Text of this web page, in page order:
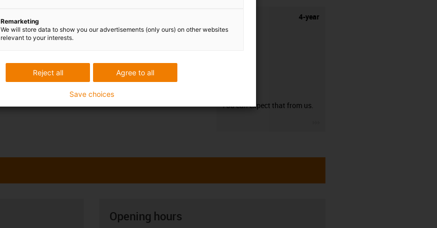
4-year
You can expect that from us.
Opening hours
Remarketing
We will store data to show you our advertisements (only ours) on other websites
relevant to your interests.
Agree to all
Reject all
Save choices